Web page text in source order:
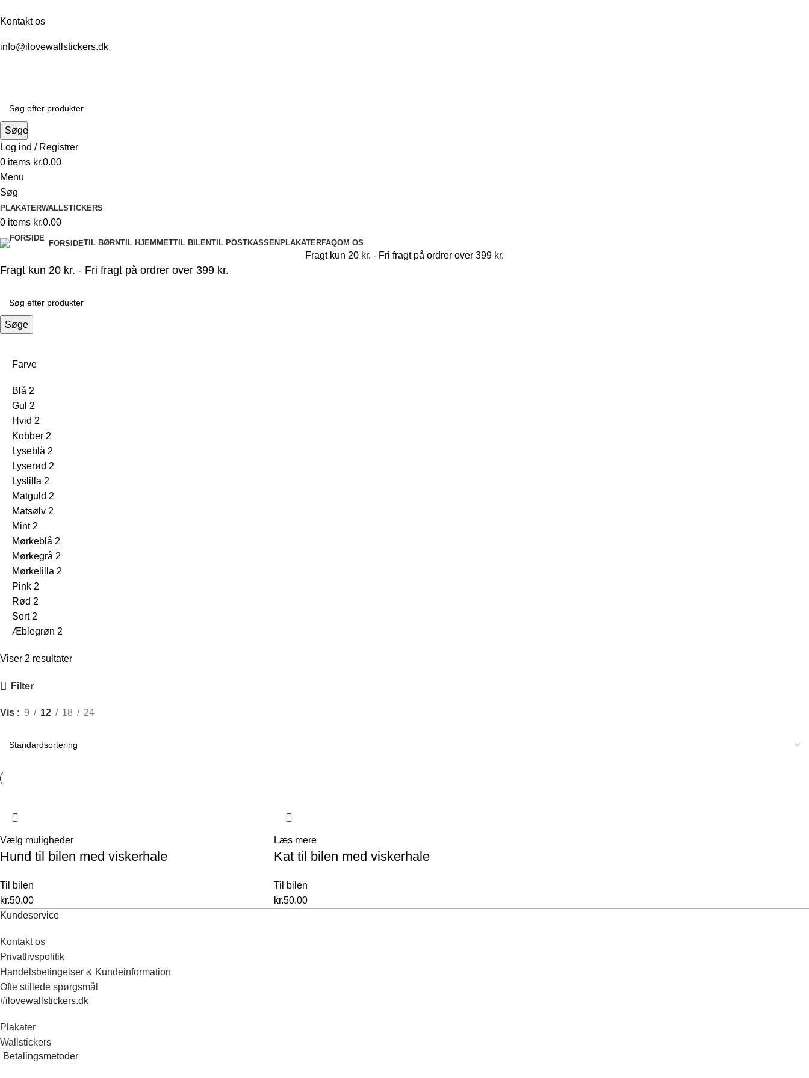
Kontakt os
info@ilovewallstickers.dk
Søge
Log ind / Registrer
0 items kr.0.00
Menu
Søg
PLAKATERWALLSTICKERS
0 items kr.0.00
FORSIDETIL BØRNTIL HJEMMETTIL BILENTIL POSTKASSEN PLAKATERFAQOM OS
Fragt kun 20 kr. - Fri fragt på ordrer over 399 kr.
Fragt kun 20 kr. - Fri fragt på ordrer over 399 kr.
Søge
Farve
Blå 2
Gul 2
Hvid 2
Kobber 2
Lyseblå 2
Lyserød 2
Lyslilla 2
Matguld 2
Matsølv 2
Mint 2
Mørkeblå 2
Mørkegrå 2
Mørkelilla 2
Pink 2
Rød 2
Sort 2
Æblegrøn 2
Viser 2 resultater
Filter
Vis 9 12 18 24
Vælg muligheder
Hund til bilen med viskerhale
Til bilen
kr.50.00
Læs mere
Kat til bilen med viskerhale
Til bilen
kr.50.00
Kundeservice
Kontakt os
Privatlivspolitik
Handelsbetingelser & Kundeinformation
Ofte stillede spørgsmål
#ilovewallstickers.dk
Plakater
Wallstickers
Betalingsmetoder